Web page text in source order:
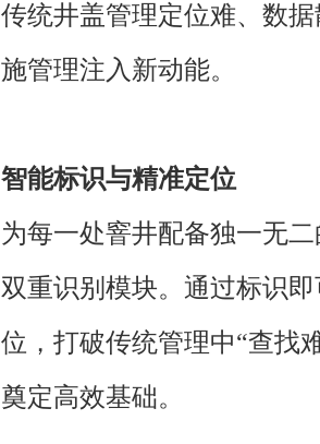
传统井盖管理定位难、数
施管理注入新动能。
智能标识与精准定位
为每一处窨井配备独一无
双重识别模块。通过标识
位，打破传统管理中“查找
奠定高效基础。